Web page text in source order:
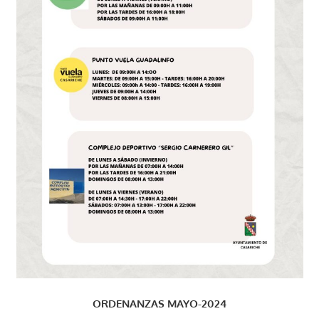
ORDENANZAS MAYO-2024